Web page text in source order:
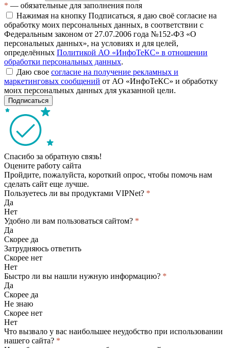
* — обязательные для заполнения поля
Нажимая на кнопку Подписаться, я даю своё согласие на
обработку моих персональных данных, в соответствии с
Федеральным законом от 27.07.2006 года №152-ФЗ «О
персональных данных», на условиях и для целей,
определённых Политикой АО «ИнфоТеКС» в отношении
обработки персональных данных.
Даю свое согласие на получение рекламных и
маркетинговых сообщений от АО «ИнфоТеКС» и обработку
моих персональных данных для указанной цели.
Подписаться
Спасибо за обратную связь!
Оцените работу сайта
Пройдите, пожалуйста, короткий опрос, чтобы помочь нам
сделать сайт еще лучше.
Пользуетесь ли вы продуктами VIPNet? *
Да
Нет
Удобно ли вам пользоваться сайтом? *
Да
Скорее да
Затрудняюсь ответить
Скорее нет
Нет
Быстро ли вы нашли нужную информацию? *
Да
Скорее да
Не знаю
Скорее нет
Нет
Что вызвало у вас наибольшее неудобство при использовании
нашего сайта? *